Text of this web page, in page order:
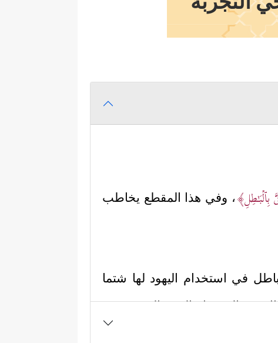
بِٱلۡبَـٰطِلِ﴾، وفي هذا المقطع يخاطب
في استخدام اليهود لها شتما
جاء النهي الصريح عن
أو فعل يؤدّي إلى التباس الحق